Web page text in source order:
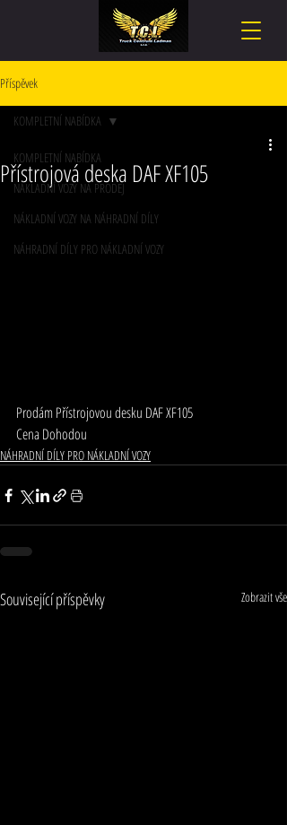
Příspěvek
KOMPLETNÍ NABÍDKA
NÁKLADNÍ VOZY NA PRODEJ
NÁKLADNÍ VOZY NA NÁHRADNÍ DÍLY
NÁHRADNÍ DÍLY PRO NÁKLADNÍ VOZY
KOMPLETNÍ NABÍDKA
Přístrojová deska DAF XF105
Prodám Přístrojovou desku DAF XF105
Cena Dohodou
NÁHRADNÍ DÍLY PRO NÁKLADNÍ VOZY
Související příspěvky Zobrazit vše